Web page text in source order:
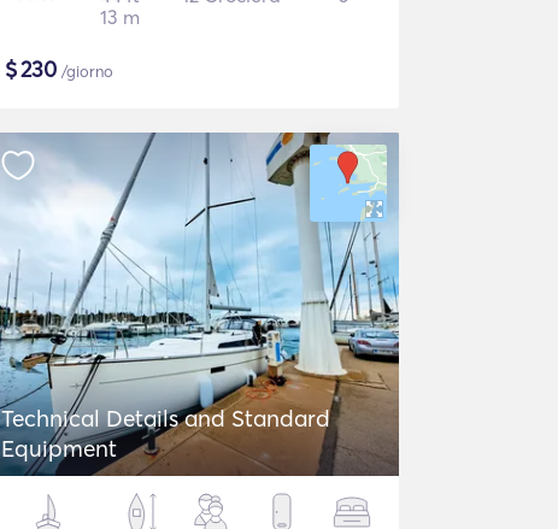
13 m
$230 /giorno
Technical Details and Standard
Equipment